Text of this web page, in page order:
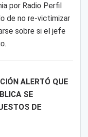
por Radio Perfil
de no re-victimizar
sobre si el jefe
ALERTÓ QUE
SE
DE